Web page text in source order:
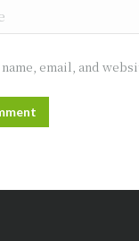
name, email, and